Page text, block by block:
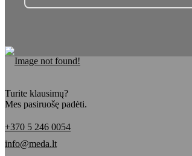
Turite klausimų?
Mes pasiruošę padėti.
+370 5 246 0054
info@meda.lt